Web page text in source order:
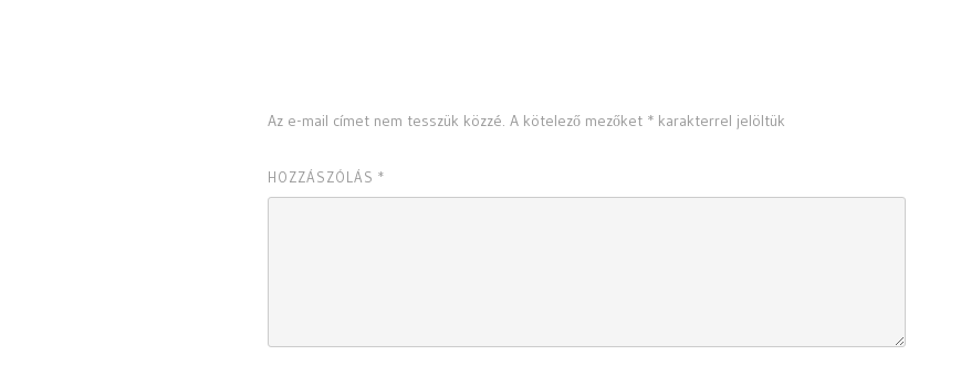
Az e-mail címet nem tesszük közzé. A kötelező mezőket * karakterrel jelöltük
HOZZÁSZÓLÁS*